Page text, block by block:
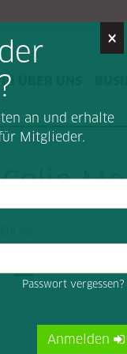
ÜBER UNS
Colin
×
an und erhalte
Mitglieder.
Passwort vergessen?
Anmelden